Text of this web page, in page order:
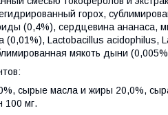
горох,
(0,4%), сердцевина ананаса,
(0,01%), Lactobacillus
мякоть дыни
сырые масла и жиры 20,0%,
100 мг.